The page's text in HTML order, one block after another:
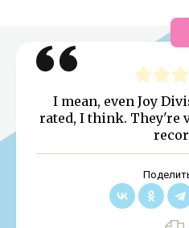
I mean, even Joy
rated, I think. They're